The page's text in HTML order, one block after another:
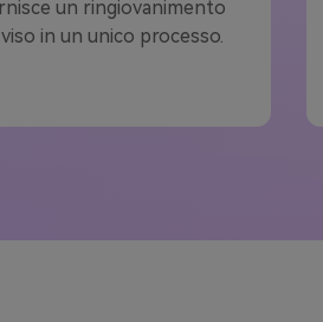
un ringiovanimento
in un unico processo.